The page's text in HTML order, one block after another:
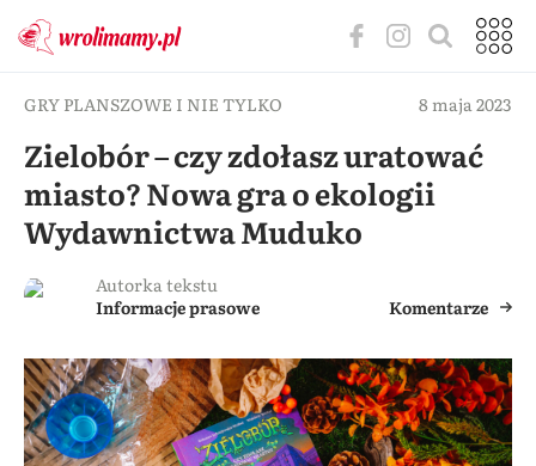
GRY PLANSZOWE I NIE TYLKO 8 maja 2023
Zielobór – czy zdołasz uratować
miasto? Nowa gra o ekologii
Wydawnictwa Muduko
Autorka tekstu
Informacje prasowe
Komentarze